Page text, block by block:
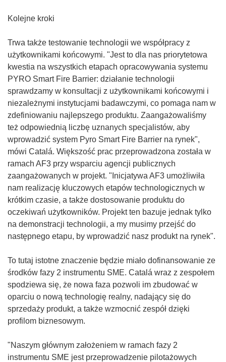
Kolejne kroki
Trwa także testowanie technologii we współpracy z
użytkownikami końcowymi. "Jest to dla nas priorytetowa
kwestia na wszystkich etapach opracowywania systemu
PYRO Smart Fire Barrier: działanie technologii
sprawdzamy w konsultacji z użytkownikami końcowymi i
niezależnymi instytucjami badawczymi, co pomaga nam w
zdefiniowaniu najlepszego produktu. Zaangażowaliśmy
też odpowiednią liczbę uznanych specjalistów, aby
wprowadzić system Pyro Smart Fire Barrier na rynek",
mówi Catalá. Większość prac przeprowadzona została w
ramach AF3 przy wsparciu agencji publicznych
zaangażowanych w projekt. "Inicjatywa AF3 umożliwiła
nam realizację kluczowych etapów technologicznych w
krótkim czasie, a także dostosowanie produktu do
oczekiwań użytkowników. Projekt ten bazuje jednak tylko
na demonstracji technologii, a my musimy przejść do
następnego etapu, by wprowadzić nasz produkt na rynek".
To tutaj istotne znaczenie będzie miało dofinansowanie ze
środków fazy 2 instrumentu SME. Catalá wraz z zespołem
spodziewa się, że nowa faza pozwoli im zbudować w
oparciu o nową technologię realny, nadający się do
sprzedaży produkt, a także wzmocnić zespół dzięki
profilom biznesowym.
"Naszym głównym założeniem w ramach fazy 2
instrumentu SME jest przeprowadzenie pilotażowych